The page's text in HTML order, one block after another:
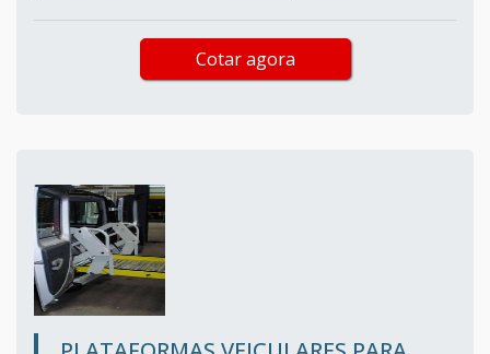
Cotar agora